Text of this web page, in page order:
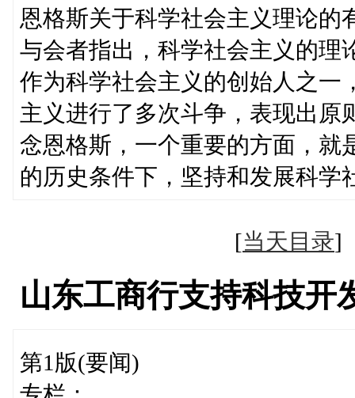
恩格斯关于科学社会主义理论的
与会者指出，科学社会主义的理
作为科学社会主义的创始人之一
主义进行了多次斗争，表现出原
念恩格斯，一个重要的方面，就
的历史条件下，坚持和发展科学
[当天目录
山东工商行支持科技开
第1版(要闻)